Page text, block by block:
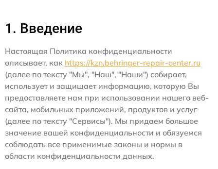
1. Введение
Настоящая Политика конфиденциальности
описывает, как https://kzn.behringer-repair-center.ru
(далее по тексту "Мы", "Наш", "Наши") собирает,
использует и защищает информацию, которую Вы
предоставляете нам при использовании нашего веб-
сайта, мобильных приложений, продуктов и услуг
(далее по тексту "Сервисы"). Мы придаем большое
значение вашей конфиденциальности и обязуемся
соблюдать все применимые законы и нормы в
области конфиденциальности данных.